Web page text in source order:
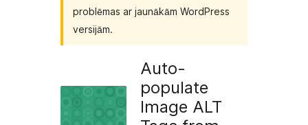
problēmas ar jaunākām WordPress
versijām.
Auto-
populate
Image ALT